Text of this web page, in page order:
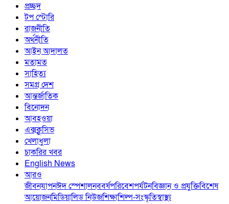
প্রচ্ছদ
টপ স্টোরি
রাজনীতি
অর্থনীতি
আইন আদালত
মতামত
সাহিত্য
সমগ্র দেশ
আন্তর্জাতিক
বিনোদন
আবহওয়া
এক্সক্লুসিভ
খেলাধুলা
চাকরির খবর
English News
আরও
জীবনযাপনঈদ স্পেশালনববর্ষপরিবেশপর্যটনবিজ্ঞান ও প্রযুক্তিবিশেষ
আয়োজনমিডিয়ালিড নিউজশিক্ষাশিল্প-সংস্কৃতিস্বাস্থ্য